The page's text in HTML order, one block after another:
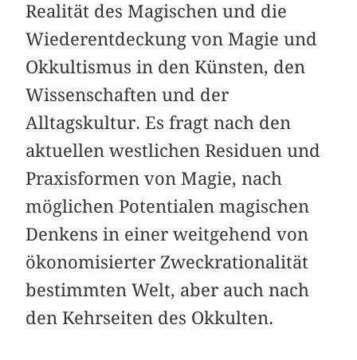
Realität des Magischen und die
Wiederentdeckung von Magie und
Okkultismus in den Künsten, den
Wissenschaften und der
Alltagskultur. Es fragt nach den
aktuellen westlichen Residuen und
Praxisformen von Magie, nach
möglichen Potentialen magischen
Denkens in einer weitgehend von
ökonomisierter Zweckrationalität
bestimmten Welt, aber auch nach
den Kehr­seiten des Okkulten.